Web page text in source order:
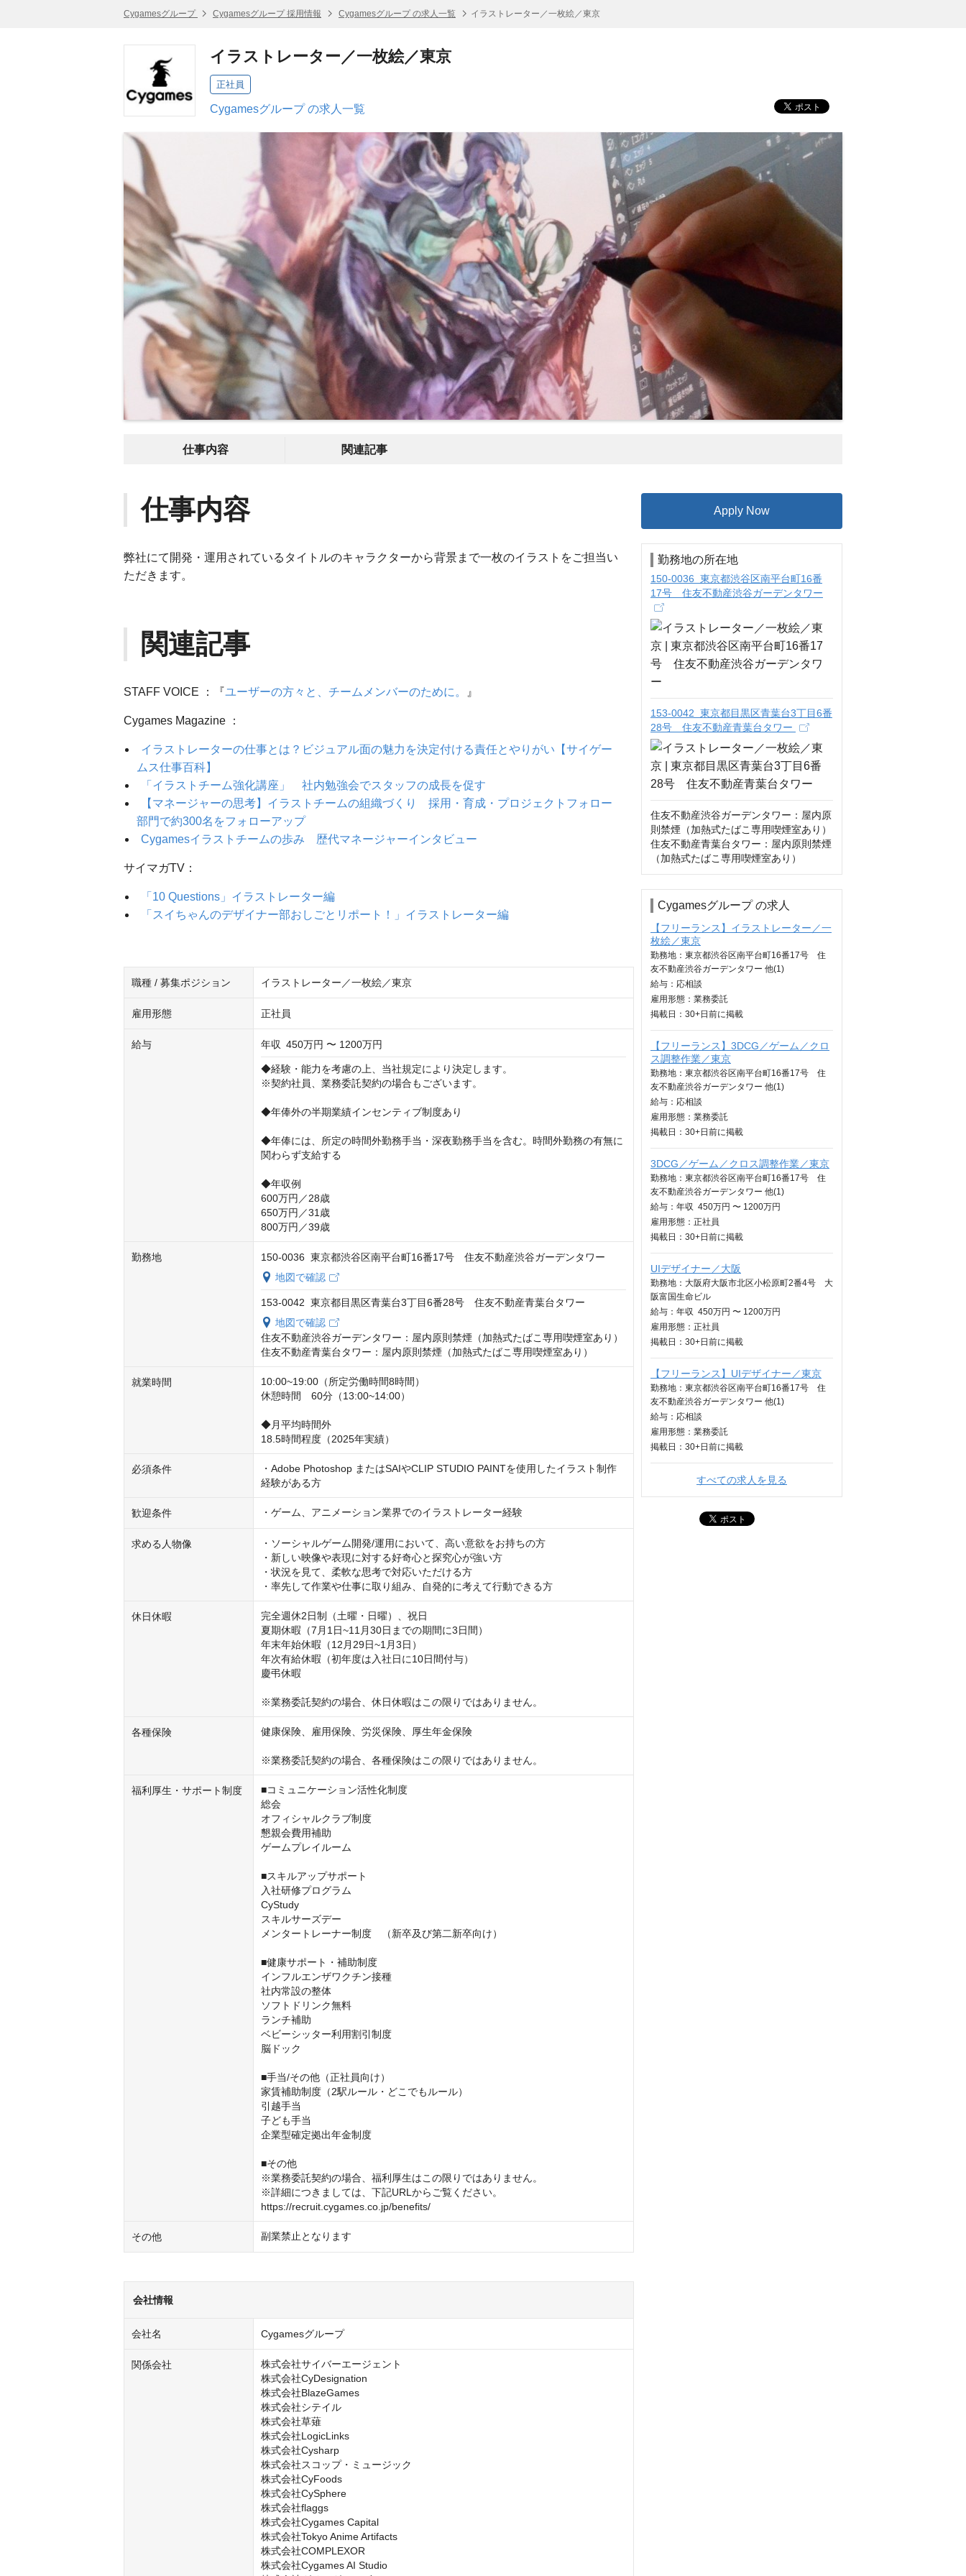
Cygamesグループ Cygamesグループ 採用情報 Cygamesグループ の求人一覧 イラストレーター／一枚絵／東京
イラストレーター／一枚絵／東京
正社員
Cygamesグループ の求人一覧
仕事内容 関連記事
仕事内容
弊社にて開発・運用されているタイトルのキャラクターから背景まで一枚のイラストをご担当い
ただきます。
関連記事
STAFF VOICE ：『ユーザーの方々と、チームメンバーのために。 』
Cygames Magazine ：
イラストレーターの仕事とは？ビジュアル面の魅力を決定付ける責任とやりがい【サイゲー
ムス仕事百科】
「イラストチーム強化講座」 社内勉強会でスタッフの成長を促す
【マネージャーの思考】イラストチームの組織づくり 採用・育成・プロジェクトフォロー
部門で約300名をフォローアップ
Cygamesイラストチームの歩み 歴代マネージャーインタビュー
サイマガTV：
「10 Questions」イラストレーター編
「スイちゃんのデザイナー部おしごとリポート！」イラストレーター編
職種 / 募集ポジション イラストレーター／一枚絵／東京
雇用形態 正社員
給与 年収 450万円 〜 1200万円
◆経験・能力を考慮の上、当社規定により決定します。
※契約社員、業務委託契約の場合もございます。
◆年俸外の半期業績インセンティブ制度あり
◆年俸には、所定の時間外勤務手当・深夜勤務手当を含む。時間外勤務の有無に
関わらず支給する
◆年収例
600万円／28歳
650万円／31歳
800万円／39歳
勤務地
150-0036 東京都渋谷区南平台町16番17号 住友不動産渋谷ガーデンタワー
地図で確認
153-0042 東京都目黒区青葉台3丁目6番28号 住友不動産青葉台タワー
地図で確認
住友不動産渋谷ガーデンタワー：屋内原則禁煙（加熱式たばこ専用喫煙室あり）
住友不動産青葉台タワー：屋内原則禁煙（加熱式たばこ専用喫煙室あり）
就業時間
10:00~19:00（所定労働時間8時間）
休憩時間　60分（13:00~14:00）
◆月平均時間外
18.5時間程度（2025年実績）
必須条件
・Adobe Photoshop またはSAIやCLIP STUDIO PAINTを使用したイラスト制作
経験がある方
歓迎条件 ・ゲーム、アニメーション業界でのイラストレーター経験
求める人物像
・ソーシャルゲーム開発/運用において、高い意欲をお持ちの方
・新しい映像や表現に対する好奇心と探究心が強い方
・状況を見て、柔軟な思考で対応いただける方
・率先して作業や仕事に取り組み、自発的に考えて行動できる方
休日休暇
完全週休2日制（土曜・日曜）、祝日
夏期休暇（7月1日~11月30日までの期間に3日間）
年末年始休暇（12月29日~1月3日）
年次有給休暇（初年度は入社日に10日間付与）
慶弔休暇
※業務委託契約の場合、休日休暇はこの限りではありません。
各種保険 健康保険、雇用保険、労災保険、厚生年金保険
※業務委託契約の場合、各種保険はこの限りではありません。
福利厚生・サポート制度
■コミュニケーション活性化制度
総会
オフィシャルクラブ制度
懇親会費用補助
ゲームプレイルーム
■スキルアップサポート
入社研修プログラム
CyStudy
スキルサーズデー
メンタートレーナー制度　（新卒及び第二新卒向け）
■健康サポート・補助制度
インフルエンザワクチン接種
社内常設の整体
ソフトドリンク無料
ランチ補助
ベビーシッター利用割引制度
脳ドック
■手当/その他（正社員向け）
家賃補助制度（2駅ルール・どこでもルール）
引越手当
子ども手当
企業型確定拠出年金制度
■その他
※業務委託契約の場合、福利厚生はこの限りではありません。
※詳細につきましては、下記URLからご覧ください。
https://recruit.cygames.co.jp/benefits/
その他 副業禁止となります
会社情報
会社名 Cygamesグループ
関係会社
株式会社サイバーエージェント
株式会社CyDesignation
株式会社BlazeGames
株式会社シテイル
株式会社草薙
株式会社LogicLinks
株式会社Cysharp
株式会社スコップ・ミュージック
株式会社CyFoods
株式会社CySphere
株式会社flaggs
株式会社Cygames Capital
株式会社Tokyo Anime Artifacts
株式会社COMPLEXOR
株式会社Cygames AI Studio
Apply Now
勤務地の所在地
150-0036 東京都渋谷区南平台町16番
17号 住友不動産渋谷ガーデンタワー
153-0042 東京都目黒区青葉台3丁目6番
28号 住友不動産青葉台タワー
住友不動産渋谷ガーデンタワー：屋内原
則禁煙（加熱式たばこ専用喫煙室あり）
住友不動産青葉台タワー：屋内原則禁煙
（加熱式たばこ専用喫煙室あり）
Cygamesグループ の求人
【フリーランス】イラストレーター／一
枚絵／東京
勤務地：東京都渋谷区南平台町16番17号 住
友不動産渋谷ガーデンタワー 他(1)
給与： 応相談
雇用形態：業務委託
掲載日： 30+日 前に掲載
【フリーランス】3DCG／ゲーム／クロ
ス調整作業／東京
勤務地：東京都渋谷区南平台町16番17号 住
友不動産渋谷ガーデンタワー 他(1)
給与： 応相談
雇用形態：業務委託
掲載日： 30+日 前に掲載
3DCG／ゲーム／クロス調整作業／東京
勤務地：東京都渋谷区南平台町16番17号 住
友不動産渋谷ガーデンタワー 他(1)
給与： 年収 450万円 〜 1200万円
雇用形態：正社員
掲載日： 30+日 前に掲載
UIデザイナー／大阪
勤務地：大阪府大阪市北区小松原町2番4号 大
阪富国生命ビル
給与： 年収 450万円 〜 1200万円
雇用形態：正社員
掲載日： 30+日 前に掲載
【フリーランス】UIデザイナー／東京
勤務地：東京都渋谷区南平台町16番17号 住
友不動産渋谷ガーデンタワー 他(1)
給与： 応相談
雇用形態：業務委託
掲載日： 30+日 前に掲載
すべての求人を見る